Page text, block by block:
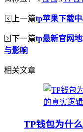
上一篇tp苹果下载
下一篇tp最新官网
与影响
相关文章
TP钱包为什